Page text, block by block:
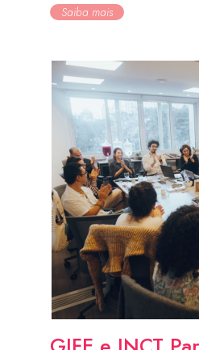
Saiba mais